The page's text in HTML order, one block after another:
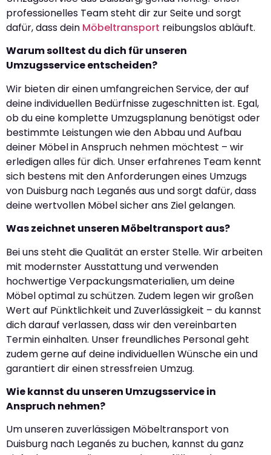
professionelles Team steht dir zur Seite und sorgt
dafür, dass dein Möbeltransport reibungslos abläuft.
Warum solltest du dich für unseren
Umzugsservice entscheiden?
Wir bieten dir einen umfangreichen Service, der auf
deine individuellen Bedürfnisse zugeschnitten ist. Egal,
ob du eine komplette Umzugsplanung benötigst oder
bestimmte Leistungen wie den Abbau und Aufbau
deiner Möbel in Anspruch nehmen möchtest – wir
erledigen alles für dich. Unser erfahrenes Team kennt
sich bestens mit den Anforderungen eines Umzugs
von Duisburg nach Leganés aus und sorgt dafür, dass
deine wertvollen Möbel sicher ans Ziel gelangen.
Was zeichnet unseren Möbeltransport aus?
Bei uns steht die Qualität an erster Stelle. Wir arbeiten
mit modernster Ausstattung und verwenden
hochwertige Verpackungsmaterialien, um deine
Möbel optimal zu schützen. Zudem legen wir großen
Wert auf Pünktlichkeit und Zuverlässigkeit – du kannst
dich darauf verlassen, dass wir den vereinbarten
Termin einhalten. Unser freundliches Personal geht
zudem gerne auf deine individuellen Wünsche ein und
garantiert dir einen stressfreien Umzug.
Wie kannst du unseren Umzugsservice in
Anspruch nehmen?
Um unseren zuverlässigen Möbeltransport von
Duisburg nach Leganés zu buchen, kannst du ganz